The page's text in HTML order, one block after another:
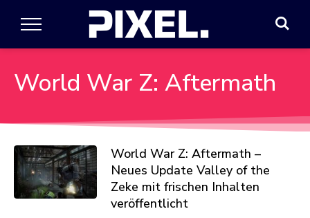
World War Z: Aftermath
World War Z: Aftermath –
Neues Update Valley of the
Zeke mit frischen Inhalten
veröffentlicht